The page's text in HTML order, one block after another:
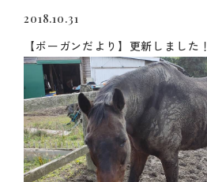
2018.10.31
【ボーガンだより】更新しました！